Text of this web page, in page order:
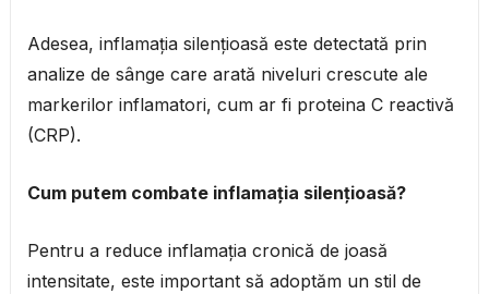
Adesea, inflamația silențioasă este detectată prin
analize de sânge care arată niveluri crescute ale
markerilor inflamatori, cum ar fi proteina C reactivă
(CRP).
Cum putem combate inflamația silențioasă?
Pentru a reduce inflamația cronică de joasă
intensitate, este important să adoptăm un stil de